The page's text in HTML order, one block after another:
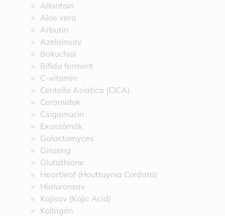
Allantoin
Aloe vera
Arbutin
Azelainsav
Bakuchiol
Bifida ferment
C-vitamin
Centella Asiatica (CICA)
Ceramidok
Csigamucin
Exoszómák
Galactomyces
Ginzeng
Glutathione
Heartleaf (Houttuynia Cordata)
Hialuronsav
Kojisav (Kojic Acid)
Kollagén